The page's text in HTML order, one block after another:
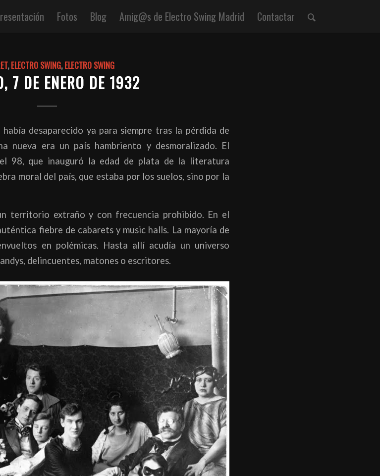
Fotos Blog Amig@s de Electro Swing Madrid Contactar
,ELECTRO SWING,ELECTRO SWING
7 DE ENERO DE 1932
desaparecido ya para siempre tras la pérdida de
nueva era un país hambriento y desmoralizado. El
98, que inauguró la edad de plata de la literatura
moral del país, que estaba por los suelos, sino por la
territorio extraño y con frecuencia prohibido. En el
fiebre de cabarets y music halls. La mayoría de
en polémicas. Hasta allí acudía un universo
delincuentes, matones o escritores.